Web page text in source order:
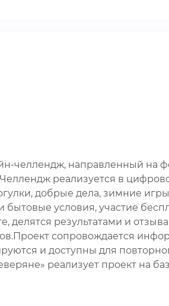
челлендж, направленный на
Челлендж реализуется в
добрые дела, зимние
условия, участие
делятся результатами и
сопровождается
и доступны для
реализует проект на